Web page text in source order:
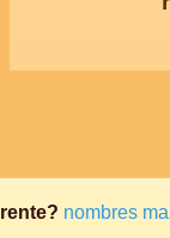
nombres